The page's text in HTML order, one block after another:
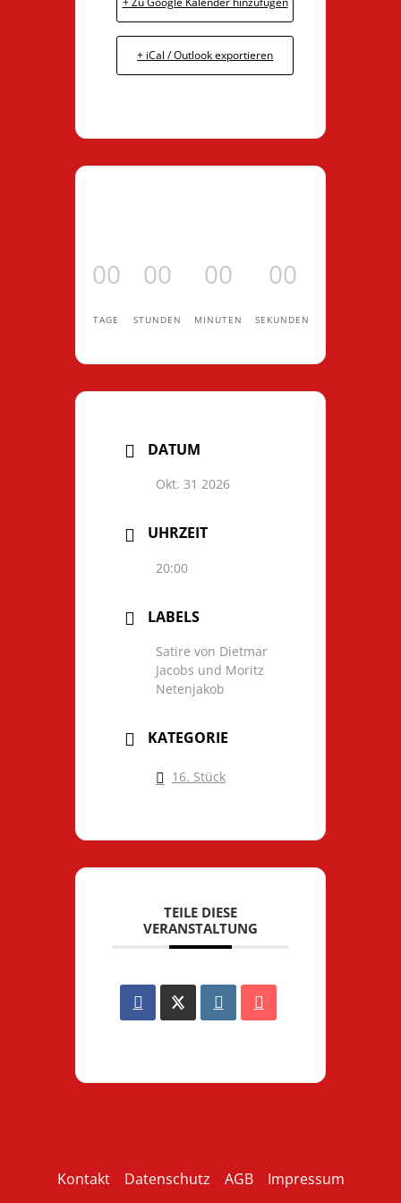
+ iCal / Outlook exportieren
00
TAGE
00
STUNDEN
00
MINUTEN
00
SEKUNDEN
DATUM
Okt. 31 2026
UHRZEIT
20:00
LABELS
Satire von Dietmar
Jacobs und Moritz
Netenjakob
KATEGORIE
16. Stück
TEILE DIESE
VERANSTALTUNG
Kontakt Datenschutz AGB Impressum